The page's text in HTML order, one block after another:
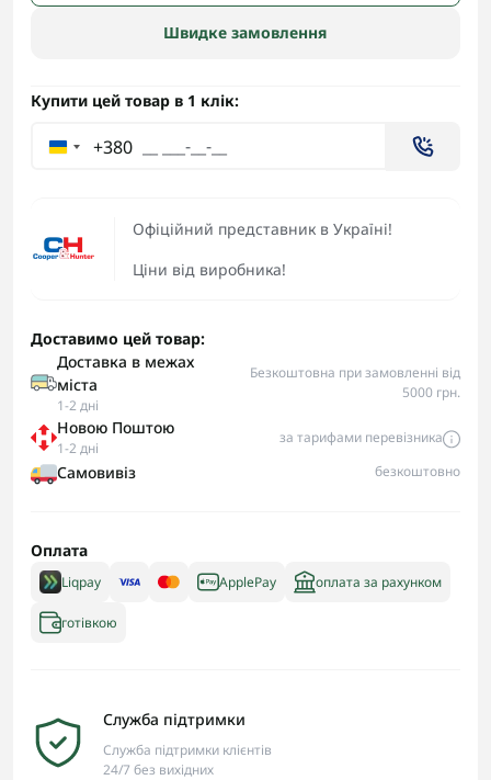
Офіційний представник в Україні!
Ціни від виробника!
Швидке замовлення
Купити цей товар в 1 клік:
+380
Доставимо цей товар:
Доставка в межах
міста
1-2 дні
Безкоштовна при замовленні від
5000 грн.
Новою Поштою
1-2 дні
за тарифами перевізника
Самовивіз безкоштовно
Оплата
Liqpay ApplePay оплата за рахунком
готівкою
Служба підтримки
Служба підтримки клієнтів
24/7 без вихідних